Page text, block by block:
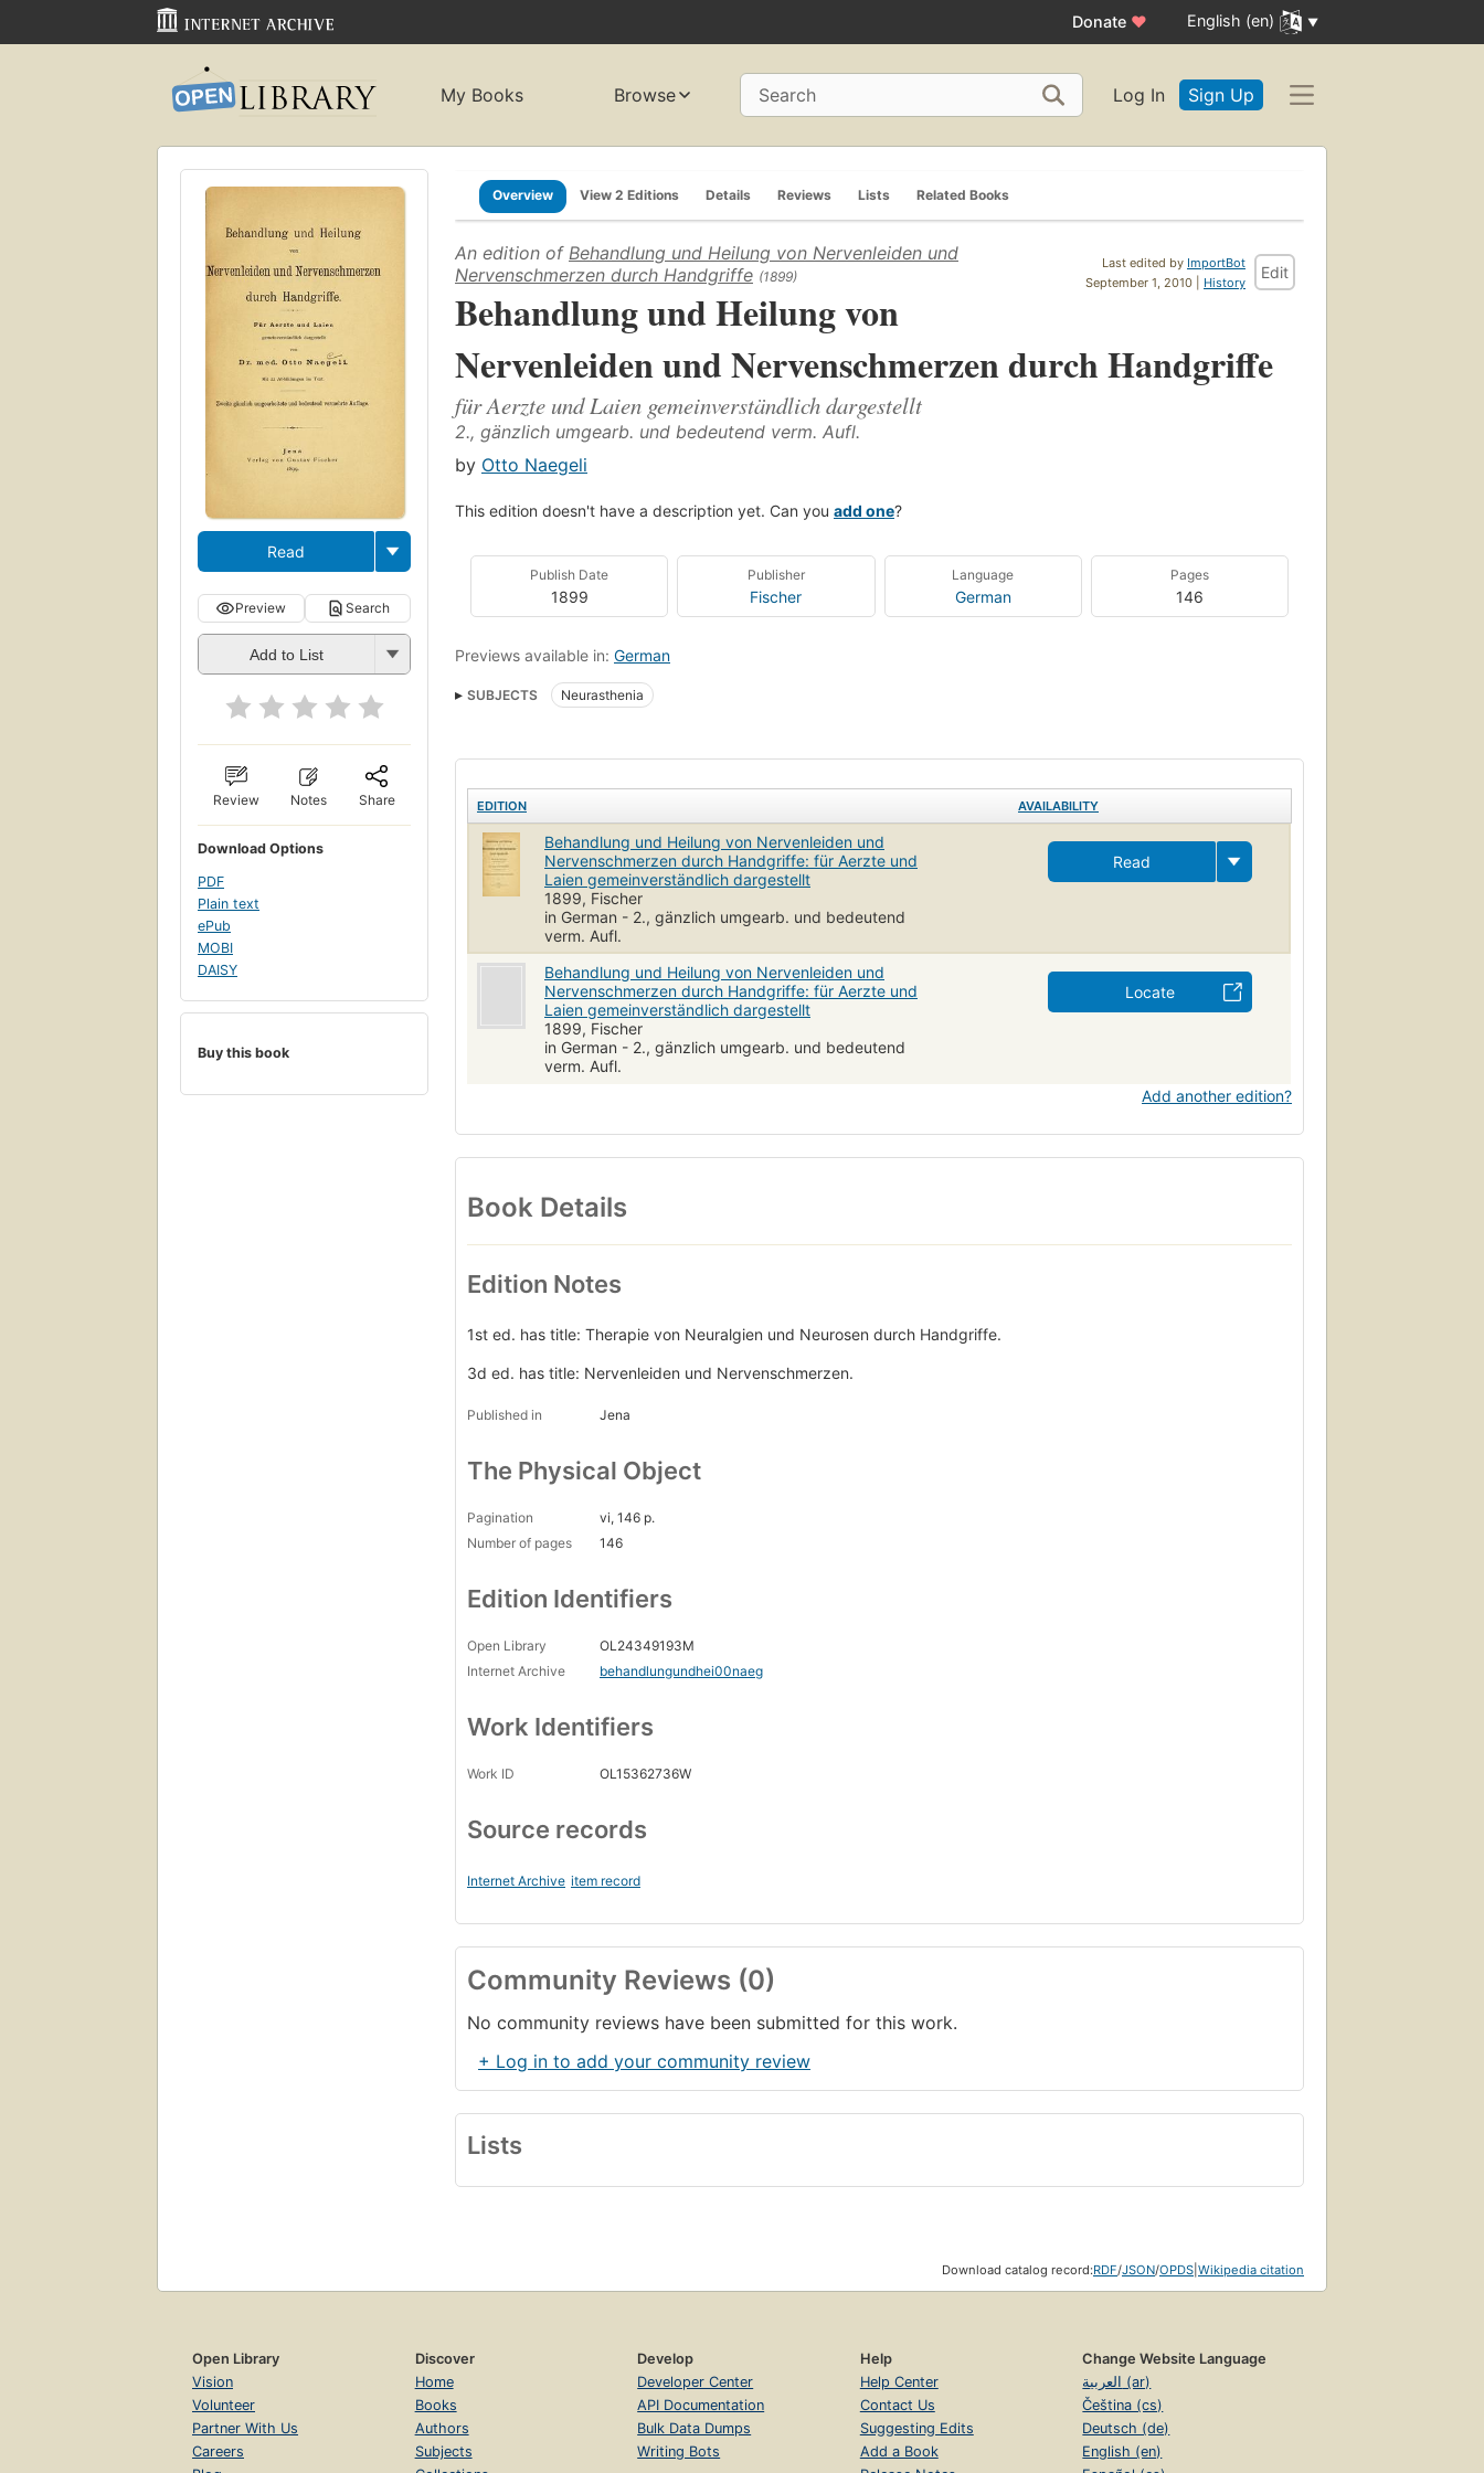
Donate ♥ English (en)
My Books Browse Search Log In Sign Up
Read
Preview Search
Add to List
Review Notes Share
Download Options
PDF
Plain text
ePub
MOBI
DAISY
Buy this book
Overview View 2 Editions Details Reviews Lists Related Books
Last edited by ImportBot
September 1, 2010 | History
Edit
An edition of Behandlung und Heilung von Nervenleiden und
Nervenschmerzen durch Handgriffe (1899)
Behandlung und Heilung von
Nervenleiden und Nervenschmerzen durch Handgriffe
für Aerzte und Laien gemeinverständlich dargestellt
2., gänzlich umgearb. und bedeutend verm. Aufl.
by Otto Naegeli
This edition doesn't have a description yet. Can you add one?
Publish Date
1899
Publisher
Fischer
Language
German
Pages
146
Previews available in: German
SUBJECTS Neurasthenia
EDITION AVAILABILITY
Behandlung und Heilung von Nervenleiden und
Nervenschmerzen durch Handgriffe: für Aerzte und
Laien gemeinverständlich dargestellt
1899, Fischer
in German - 2., gänzlich umgearb. und bedeutend
verm. Aufl.
Read
Behandlung und Heilung von Nervenleiden und
Nervenschmerzen durch Handgriffe: für Aerzte und
Laien gemeinverständlich dargestellt
1899, Fischer
in German - 2., gänzlich umgearb. und bedeutend
verm. Aufl.
Locate
Add another edition?
Book Details
Edition Notes
1st ed. has title: Therapie von Neuralgien und Neurosen durch Handgriffe.
3d ed. has title: Nervenleiden und Nervenschmerzen.
Published in Jena
The Physical Object
Pagination
vi, 146 p.
Number of pages
146
Edition Identifiers
Open Library
OL24349193M
Internet Archive
behandlungundhei00naeg
Work Identifiers
Work ID OL15362736W
Source records
Internet Archive item record
Community Reviews (0)
No community reviews have been submitted for this work.
+ Log in to add your community review
Lists
Download catalog record:RDF/JSON/OPDS Wikipedia citation
Open Library
Vision
Volunteer
Partner With Us
Careers
Discover
Home
Books
Authors
Subjects
Develop
Developer Center
API Documentation
Bulk Data Dumps
Writing Bots
Help
Help Center
Contact Us
Suggesting Edits
Add a Book
Change Website Language
العربية (ar)
Čeština (cs)
Deutsch (de)
English (en)